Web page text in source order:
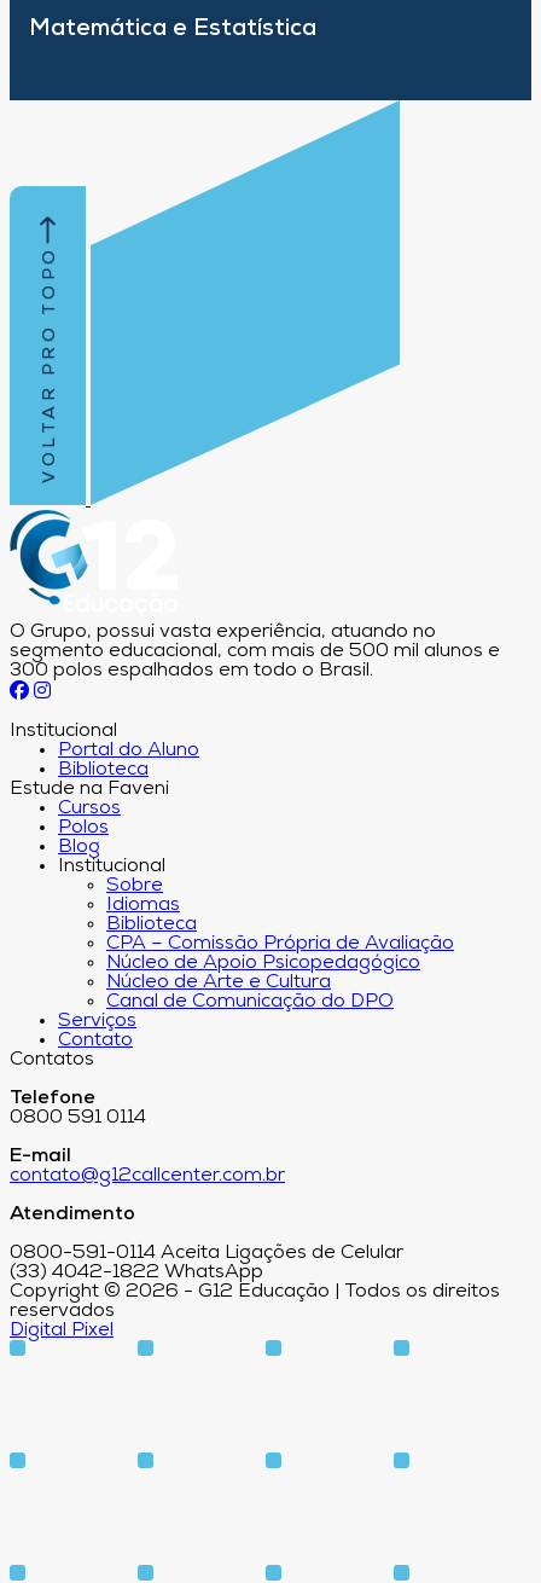
Matemática e Estatística
VOLTAR PRO TOPO
O Grupo, possui vasta experiência, atuando no
segmento educacional, com mais de 500 mil alunos e
300 polos espalhados em todo o Brasil.
Institucional
Portal do Aluno
Biblioteca
Estude na Faveni
Cursos
Polos
Blog
Institucional
Sobre
Idiomas
Biblioteca
CPA – Comissão Própria de Avaliação
Núcleo de Apoio Psicopedagógico
Núcleo de Arte e Cultura
Canal de Comunicação do DPO
Serviços
Contato
Contatos
Telefone
0800 591 0114
E-mail
contato@g12callcenter.com.br
Atendimento
0800-591-0114 Aceita Ligações de Celular
(33) 4042-1822 WhatsApp
Copyright © 2026 - G12 Educação | Todos os direitos
reservados
Digital Pixel